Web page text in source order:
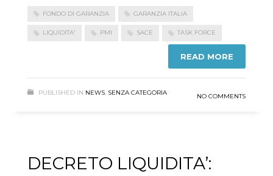
FONDO DI GARANZIA GARANZIA ITALIA
LIQUIDITA' PMI SACE TASK FORCE
READ MORE
PUBLISHED IN NEWS, SENZA CATEGORIA NO COMMENTS
DECRETO LIQUIDITA’: